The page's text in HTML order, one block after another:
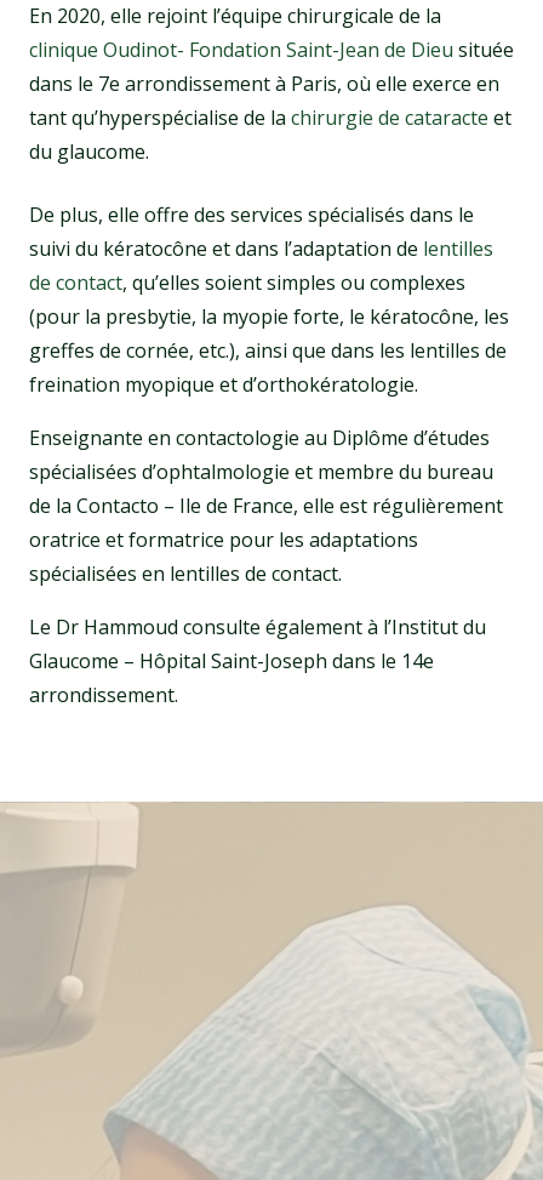
En 2020, elle rejoint l’équipe chirurgicale de la
clinique Oudinot- Fondation Saint-Jean de Dieu située
dans le 7e arrondissement à Paris, où elle exerce en
tant qu’hyperspécialise de la chirurgie de cataracte et
du glaucome.
De plus, elle offre des services spécialisés dans le
suivi du kératocône et dans l’adaptation de lentilles
de contact, qu’elles soient simples ou complexes
(pour la presbytie, la myopie forte, le kératocône, les
greffes de cornée, etc.), ainsi que dans les lentilles de
freination myopique et d’orthokératologie.
Enseignante en contactologie au Diplôme d’études
spécialisées d’ophtalmologie et membre du bureau
de la Contacto – Ile de France, elle est régulièrement
oratrice et formatrice pour les adaptations
spécialisées en lentilles de contact.
Le Dr Hammoud consulte également à l’Institut du
Glaucome – Hôpital Saint-Joseph dans le 14e
arrondissement.